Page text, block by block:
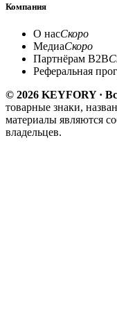
Компания
О насСкоро
МедиаСкоро
Партнёрам B2B
Реферальная
© 2026 KEYFORY ·
товарные знаки,
материалы являются
владельцев.